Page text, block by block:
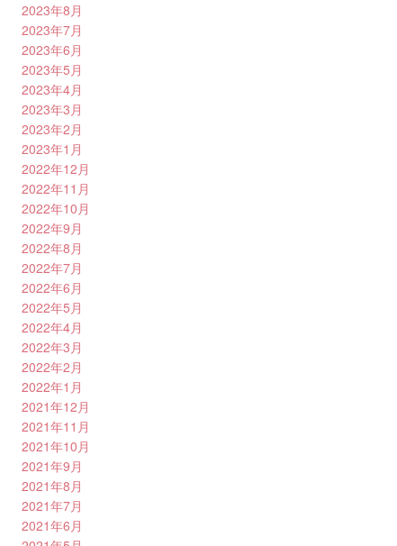
2023年8月
2023年7月
2023年6月
2023年5月
2023年4月
2023年3月
2023年2月
2023年1月
2022年12月
2022年11月
2022年10月
2022年9月
2022年8月
2022年7月
2022年6月
2022年5月
2022年4月
2022年3月
2022年2月
2022年1月
2021年12月
2021年11月
2021年10月
2021年9月
2021年8月
2021年7月
2021年6月